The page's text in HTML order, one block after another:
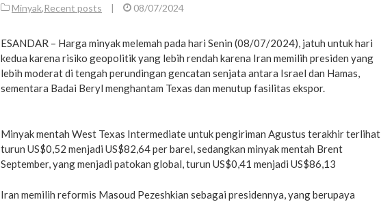
Minyak,Recent posts | 08/07/2024
ESANDAR – Harga minyak melemah pada hari Senin (08/07/2024), jatuh untuk hari
kedua karena risiko geopolitik yang lebih rendah karena Iran memilih presiden yang
lebih moderat di tengah perundingan gencatan senjata antara Israel dan Hamas,
sementara Badai Beryl menghantam Texas dan menutup fasilitas ekspor.
Minyak mentah West Texas Intermediate untuk pengiriman Agustus terakhir terlihat
turun US$0,52 menjadi US$82,64 per barel, sedangkan minyak mentah Brent
September, yang menjadi patokan global, turun US$0,41 menjadi US$86,13
Iran memilih reformis Masoud Pezeshkian sebagai presidennya, yang berupaya